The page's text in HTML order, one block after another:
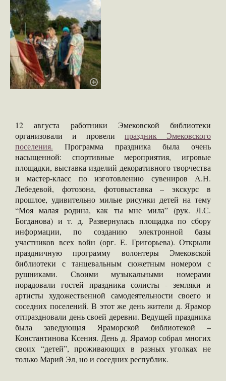
12 августа работники Эмековской библиотеки
организовали и провели праздник Эмековского
поселения. Программа праздника была очень
насыщенной: спортивные мероприятия, игровые
площадки, выставка изделий декоративного творчества
и мастер-класс по изготовлению сувениров А.Н.
Лебедевой, фотозона, фотовыставка – экскурс в
прошлое, удивительно милые рисунки детей на тему
“Моя малая родина, как ты мне мила” (рук. Л.С.
Богданова) и т. д. Развернулась площадка по сбору
информации, по созданию электронной базы
участников всех войн (орг. Е. Григорьева). Открыли
праздничную программу волонтеры Эмековской
библиотеки с танцевальным сюжетным номером с
рушниками. Своими музыкальными номерами
порадовали гостей праздника солисты - земляки и
артисты художественной самодеятельности своего и
соседних поселений. В этот же день жители д. Ярамор
отпраздновали день своей деревни. Ведущей праздника
была заведующая Яраморской библиотекой –
Константинова Ксения. День д. Ярамор собрал многих
своих “детей”, проживающих в разных уголках не
только Марий Эл, но и соседних республик.